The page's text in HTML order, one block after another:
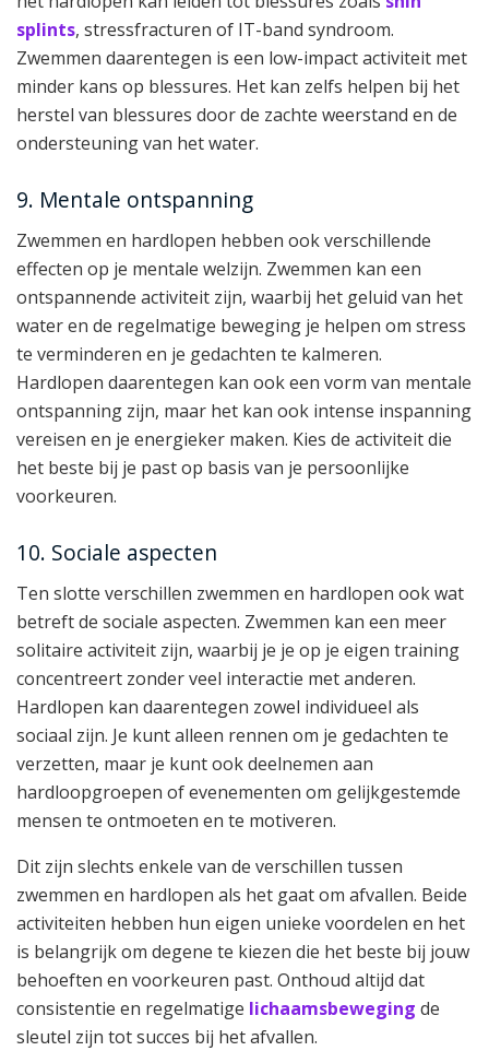
splints, stressfracturen of IT-band syndroom.
Zwemmen daarentegen is een low-impact activiteit met
minder kans op blessures. Het kan zelfs helpen bij het
herstel van blessures door de zachte weerstand en de
ondersteuning van het water.
9. Mentale ontspanning
Zwemmen en hardlopen hebben ook verschillende
effecten op je mentale welzijn. Zwemmen kan een
ontspannende activiteit zijn, waarbij het geluid van het
water en de regelmatige beweging je helpen om stress
te verminderen en je gedachten te kalmeren.
Hardlopen daarentegen kan ook een vorm van mentale
ontspanning zijn, maar het kan ook intense inspanning
vereisen en je energieker maken. Kies de activiteit die
het beste bij je past op basis van je persoonlijke
voorkeuren.
10. Sociale aspecten
Ten slotte verschillen zwemmen en hardlopen ook wat
betreft de sociale aspecten. Zwemmen kan een meer
solitaire activiteit zijn, waarbij je je op je eigen training
concentreert zonder veel interactie met anderen.
Hardlopen kan daarentegen zowel individueel als
sociaal zijn. Je kunt alleen rennen om je gedachten te
verzetten, maar je kunt ook deelnemen aan
hardloopgroepen of evenementen om gelijkgestemde
mensen te ontmoeten en te motiveren.
Dit zijn slechts enkele van de verschillen tussen
zwemmen en hardlopen als het gaat om afvallen. Beide
activiteiten hebben hun eigen unieke voordelen en het
is belangrijk om degene te kiezen die het beste bij jouw
behoeften en voorkeuren past. Onthoud altijd dat
consistentie en regelmatige lichaamsbeweging de
sleutel zijn tot succes bij het afvallen.